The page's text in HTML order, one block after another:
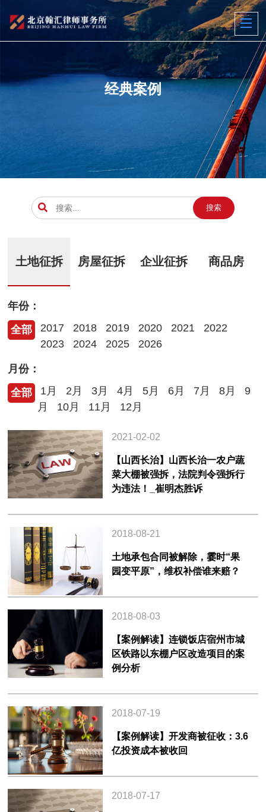
经典案例
搜索
土地征拆 房屋征拆 企业征拆 商品房
年份：
全部
2017 2018 2019 2020 2021
2022
2023
2024 2025 2026
月份：
全部
1月 2月 3月 4月 5月 6月 7月 8月
9
月
10月 11月 12月
2021-02-02
【山西长治】山西长治一农户蔬
菜大棚被强拆，法院判令强拆行
为违法！_崔明杰胜诉
2018-08-21
土地承包合同被解除，霎时“果
园变平原”，维权补偿谁来赔？
2018-08-03
【案例解读】连锁饭店宿州市城
区铁路以东棚户区改造项目的案
例分析
2018-07-19
【案例解读】开发商被征收：3.6
亿投资成本被收回
2018-07-17